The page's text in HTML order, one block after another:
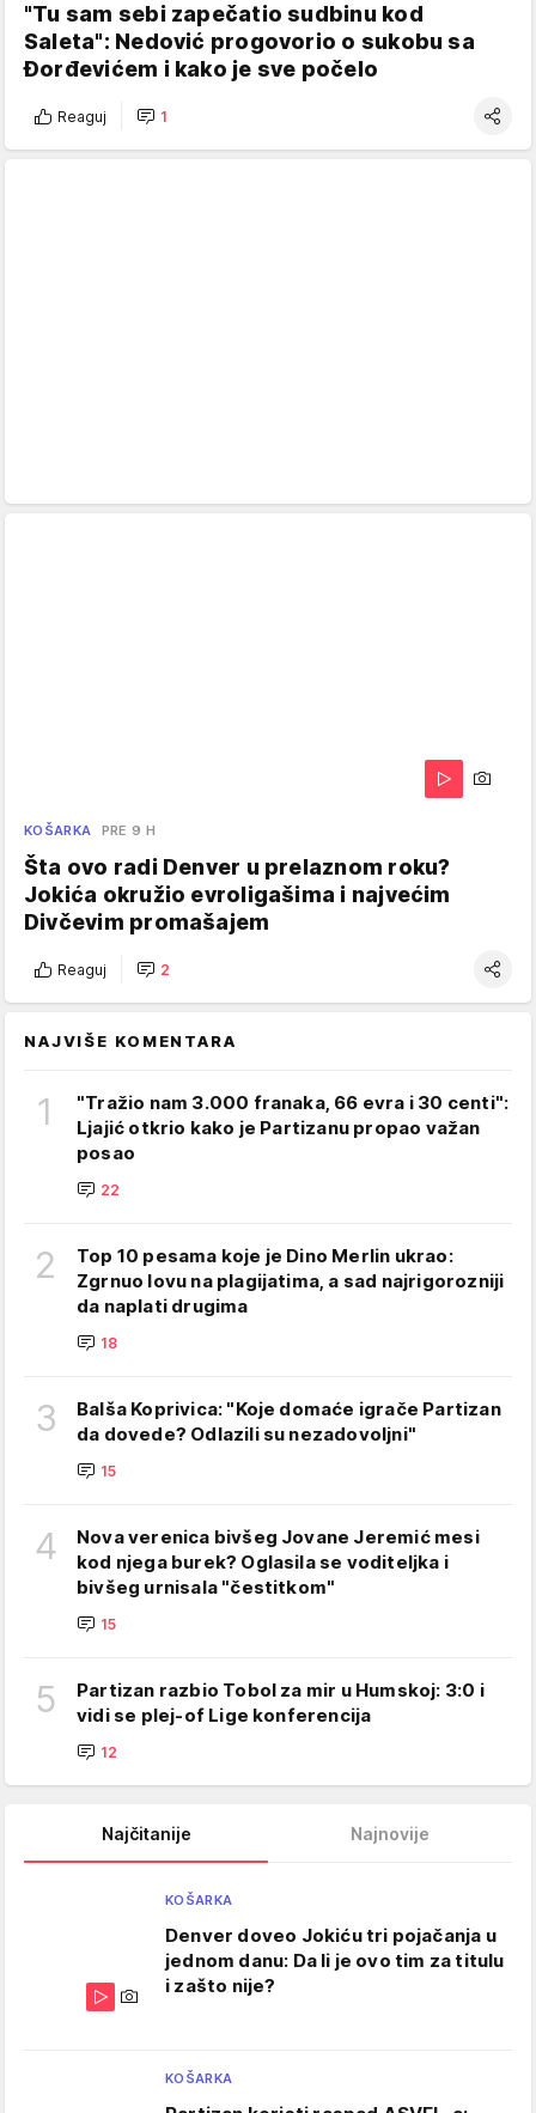
"Tu sam sebi zapečatio sudbinu kod
Saleta": Nedović progovorio o sukobu sa
Đorđevićem i kako je sve počelo
Reaguj 1
KOŠARKA PRE 9 H
Šta ovo radi Denver u prelaznom roku?
Jokića okružio evroligašima i najvećim
Divčevim promašajem
Reaguj 2
NAJVIŠE KOMENTARA
1
"Tražio nam 3.000 franaka, 66 evra i 30 centi":
Ljajić otkrio kako je Partizanu propao važan
posao
22
2
Top 10 pesama koje je Dino Merlin ukrao:
Zgrnuo lovu na plagijatima, a sad najrigorozniji
da naplati drugima
18
3
Balša Koprivica: "Koje domaće igrače Partizan
da dovede? Odlazili su nezadovoljni"
15
4
Nova verenica bivšeg Jovane Jeremić mesi
kod njega burek? Oglasila se voditeljka i
bivšeg urnisala "čestitkom"
15
5
Partizan razbio Tobol za mir u Humskoj: 3:0 i
vidi se plej-of Lige konferencija
12
Najčitanije Najnovije
KOŠARKA
Denver doveo Jokiću tri pojačanja u
jednom danu: Da li je ovo tim za titulu
i zašto nije?
KOŠARKA